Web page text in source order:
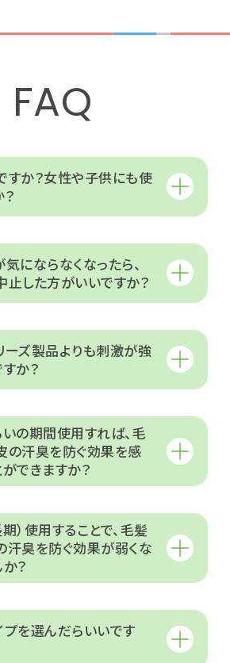
FAQ
すか？女性や子供にも使
にならなくなったら、
止した方がいいですか？
ーズ製品よりも刺激が強
か？
いの期間使用すれば、毛
の汗臭を防ぐ効果を感
ができますか？
）使用することで、毛髪
汗臭を防ぐ効果が弱くな
？
プを選んだらいいです